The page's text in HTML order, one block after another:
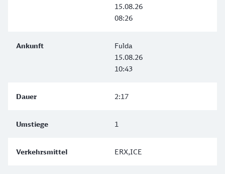
15.08.26
08:26
Fulda
15.08.26
10:43
2:17
1
ERX,ICE